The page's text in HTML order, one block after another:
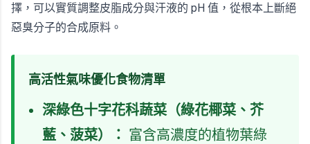
擇，可以實質調整皮脂成分與汗液的 pH 值，從根本上斷絕
惡臭分子的合成原料。
高活性氣味優化食物清單
深綠色十字花科蔬菜（綠花椰菜、芥
藍、菠菜）： 富含高濃度的植物葉綠